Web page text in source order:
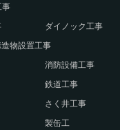
事
ダイノック工事
物設置工事
消防設備工事
鉄道工事
さく井工事
製缶工